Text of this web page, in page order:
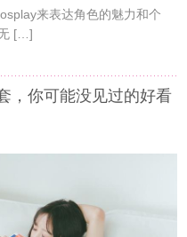
来表达角色的魅力和个
[…]
，你可能没见过的好看